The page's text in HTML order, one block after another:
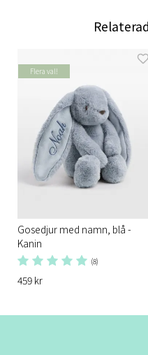
Flera val!
Gosedjur med namn, blå -
Kanin
(8)
459 kr